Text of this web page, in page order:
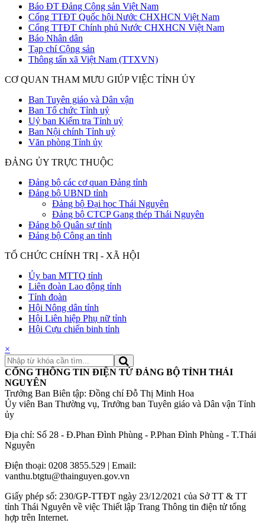
Báo ĐT Đảng Cộng sản Việt Nam
Cổng TTĐT Quốc hội Nước CHXHCN Việt Nam
Cổng TTĐT Chính phủ Nước CHXHCN Việt Nam
Báo Nhân dân
Tạp chí Cộng sản
Thông tấn xã Việt Nam (TTXVN)
CƠ QUAN THAM MƯU GIÚP VIỆC TỈNH ỦY
Ban Tuyên giáo và Dân vận
Ban Tổ chức Tỉnh uỷ
Uỷ ban Kiểm tra Tỉnh uỷ
Ban Nội chính Tỉnh uỷ
Văn phòng Tỉnh ủy
ĐẢNG ỦY TRỰC THUỘC
Đảng bộ các cơ quan Đảng tỉnh
Đảng bộ UBND tỉnh
Đảng bộ Đại học Thái Nguyên
Đảng bộ CTCP Gang thép Thái Nguyên
Đảng bộ Quân sự tỉnh
Đảng bộ Công an tỉnh
TỔ CHỨC CHÍNH TRỊ - XÃ HỘI
Ủy ban MTTQ tỉnh
Liên đoàn Lao động tỉnh
Tỉnh đoàn
Hội Nông dân tỉnh
Hội Liên hiệp Phụ nữ tỉnh
Hội Cựu chiến binh tỉnh
×
CỔNG THÔNG TIN ĐIỆN TỬ ĐẢNG BỘ TỈNH THÁI
NGUYÊN
Trưởng Ban Biên tập: Đồng chí Đỗ Thị Minh Hoa
Ủy viên Ban Thường vụ, Trưởng ban Tuyên giáo và Dân vận Tỉnh
ủy
Địa chỉ: Số 28 - Đ.Phan Đình Phùng - P.Phan Đình Phùng - T.Thái
Nguyên
Điện thoại: 0208 3855.529 | Email:
vanthu.btgtu@thainguyen.gov.vn
Giấy phép số: 230/GP-TTĐT ngày 23/12/2021 của Sở TT & TT
tỉnh Thái Nguyên về việc Thiết lập Trang Thông tin điện tử tổng
hợp trên Internet.